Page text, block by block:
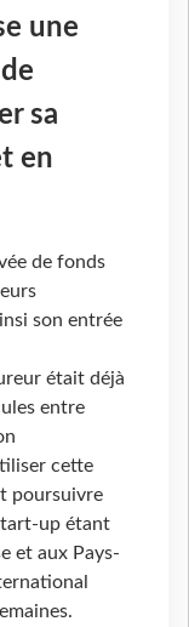
une
sa
en
de fonds
son entrée
était déjà
entre
cette
poursuivre
up étant
et aux Pays-